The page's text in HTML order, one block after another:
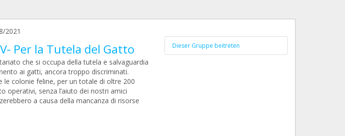
2021
Per la Tutela del Gatto
che si occupa della tutela e salvaguardia
ai gatti, ancora troppo discriminati.
le colonie feline, per un totale di oltre 200
operativi, senza l’aiuto dei nostri amici
a causa della mancanza di risorse
Dieser Gruppe beitreten